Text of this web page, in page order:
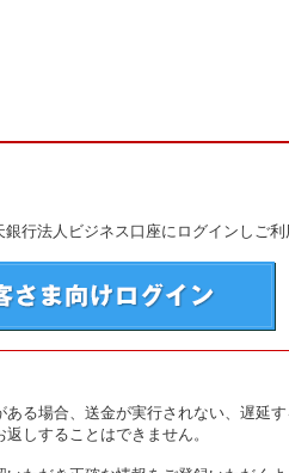
行法人ビジネス口座にログインしご利
る場合、送金が実行されない、遅延
しすることはできません。